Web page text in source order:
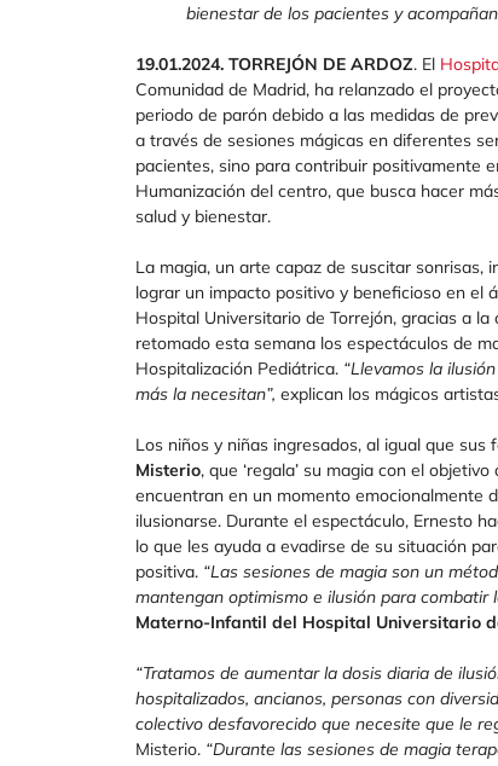
bienestar de los pacientes y
19.01.2024. TORREJÓN DE ARDOZ. El
Comunidad de Madrid, ha relanzado el
periodo de parón debido a las medidas de
a través de sesiones mágicas en diferentes
pacientes, sino para contribuir positivamente
Humanización del centro, que busca hacer
salud y bienestar.
La magia, un arte capaz de suscitar sonrisas,
lograr un impacto positivo y beneficioso en el
Hospital Universitario de Torrejón, gracias a
retomado esta semana los espectáculos de
Hospitalización Pediátrica. “Llevamos la
más la necesitan”, explican los mágicos
Los niños y niñas ingresados, al igual que
Misterio, que ‘regala’ su magia con el
encuentran en un momento emocionalmente
ilusionarse. Durante el espectáculo, Ernesto
lo que les ayuda a evadirse de su situación
positiva. “Las sesiones de magia son un
mantengan optimismo e ilusión para combatir
Materno-Infantil del Hospital Universitario
“Tratamos de aumentar la dosis diaria de
hospitalizados, ancianos, personas con
colectivo desfavorecido que necesite que le
Misterio. “Durante las sesiones de magia